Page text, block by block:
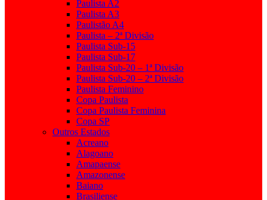
Paulista A2
Paulista A3
Paulistão A4
Paulista – 2ª Divisão
Paulista Sub-15
Paulista Sub-17
Paulista Sub-20 – 1ª Divisão
Paulista Sub-20 – 2ª Divisão
Paulista Feminino
Copa Paulista
Copa Paulista Feminina
Copa SP
Outros Estados
Acreano
Alagoano
Amapaense
Amazonense
Baiano
Brasiliense